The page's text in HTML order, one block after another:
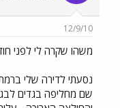
12/9/10
משהו שקרה לי לפני
נסעתי לדירה שלי
שם מחליפה בגדים